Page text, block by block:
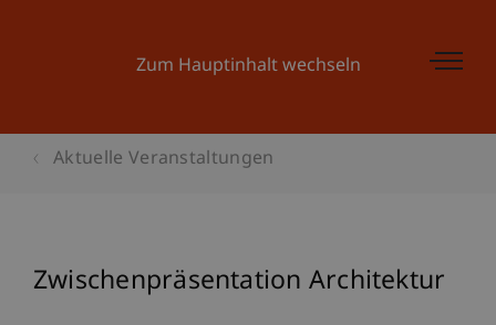
Zum Hauptinhalt wechseln
Aktuelle Veranstaltungen
Zwischenpräsentation Architektur